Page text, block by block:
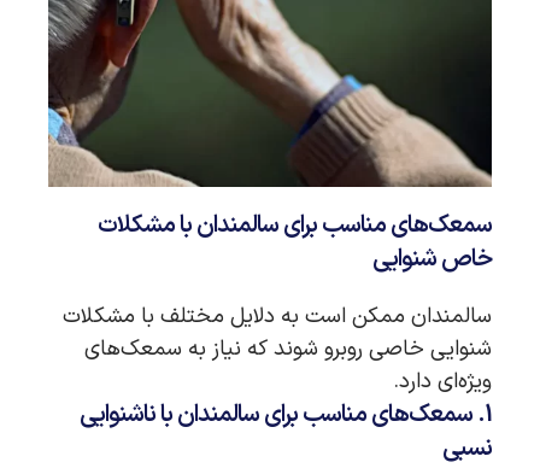
سمعک‌های مناسب برای سالمندان با مشکلات
خاص شنوایی
سالمندان ممکن است به دلایل مختلف با مشکلات
شنوایی خاصی روبرو شوند که نیاز به سمعک‌های
ویژه‌ای دارد.
1. سمعک‌های مناسب برای سالمندان با ناشنوایی
نسبی